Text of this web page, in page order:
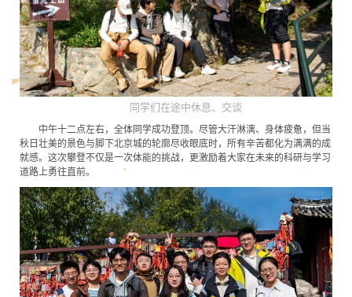
同学们在途中休息、交谈
中午十二点左右，全体同学成功登顶。尽管大汗淋漓、身体疲惫，但当
秋日壮美的景色与脚下北京城的轮廓尽收眼底时，所有辛苦都化为满满的成
就感。这次攀登不仅是一次体能的挑战，更激励着大家在未来的科研与学习
道路上勇往直前。